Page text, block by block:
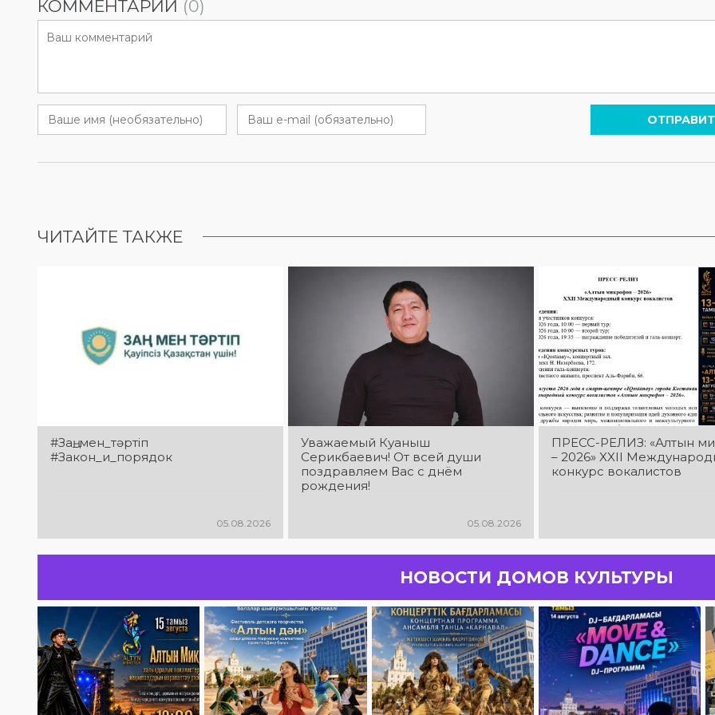
КОММЕНТАРИИ (0)
ЧИТАЙТЕ ТАКЖЕ
#Заң_мен_тәртіп
#Закон_и_порядок
05.08.2026
Уважаемый Куаныш
Серикбаевич! От всей души
поздравляем Вас с днём
рождения!
05.08.2026
ПРЕСС-РЕЛИЗ: «Алтын
– 2026» XXIІ
конкурс вокалистов
НОВОСТИ ДОМОВ КУЛЬТУРЫ